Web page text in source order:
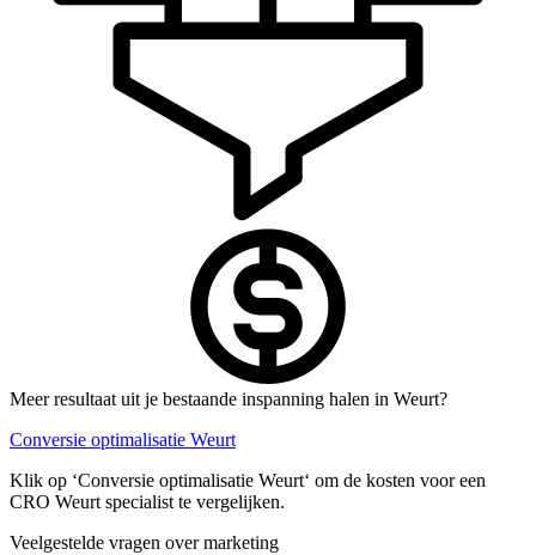
Meer resultaat uit je bestaande inspanning halen in Weurt?
Conversie optimalisatie Weurt
Klik op ‘Conversie optimalisatie Weurt‘ om de kosten voor een
CRO Weurt specialist te vergelijken.
Veelgestelde vragen over marketing